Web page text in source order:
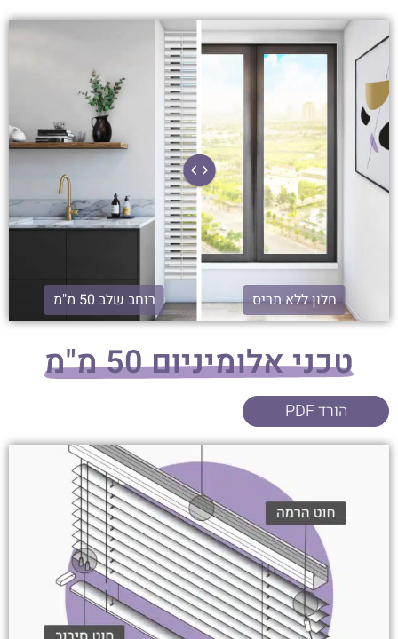
רוחב שלב 50 מ"מ חלון ללא תריס
טכני אלומיניום 50 מ"מ
הורד PDF